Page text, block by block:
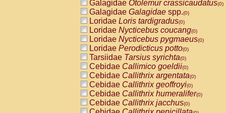
Galagidae Otolemur crassicaudatus(0)
Galagidae Galagidae spp.(0)
Loridae Loris tardigradus(0)
Loridae Nycticebus coucang(0)
Loridae Nycticebus pygmaeus(0)
Loridae Perodicticus potto(0)
Tarsiidae Tarsius syrichta(0)
Cebidae Callimico goeldii(0)
Cebidae Callithrix argentata(0)
Cebidae Callithrix geoffroyi(0)
Cebidae Callithrix humeralifer(0)
Cebidae Callithrix jacchus(0)